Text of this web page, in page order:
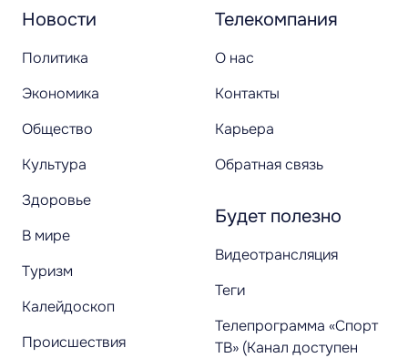
Новости
Политика
Экономика
Общество
Культура
Здоровье
В мире
Туризм
Калейдоскоп
Происшествия
Телекомпания
О нас
Контакты
Карьера
Обратная связь
Будет полезно
Видеотрансляция
Теги
Телепрограмма «Спорт
ТВ» (Канал доступен